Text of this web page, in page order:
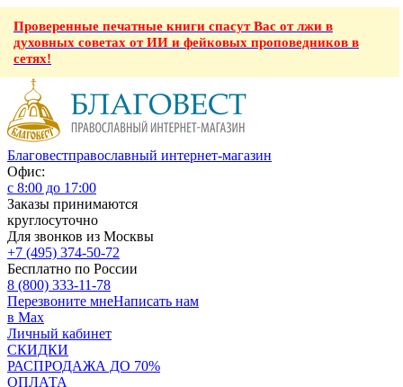
Проверенные печатные книги спасут Вас от лжи в
духовных советах от ИИ и фейковых проповедников в
сетях!
Благовестправославный интернет-магазин
Офис:
с 8:00 до 17:00
Заказы принимаются
круглосуточно
Для звонков из Москвы
+7 (495) 374-50-72
Бесплатно по России
8 (800) 333-11-78
Перезвоните мнеНаписать нам
в Max
Личный кабинет
СКИДКИ
РАСПРОДАЖА ДО 70%
ОПЛАТА